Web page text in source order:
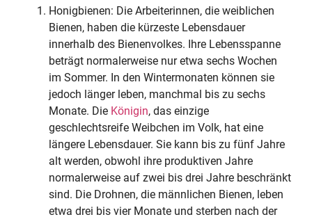
Honigbienen: Die Arbeiterinnen, die weiblichen
Bienen, haben die kürzeste Lebensdauer
innerhalb des Bienenvolkes. Ihre Lebensspanne
beträgt normalerweise nur etwa sechs Wochen
im Sommer. In den Wintermonaten können sie
jedoch länger leben, manchmal bis zu sechs
Monate. Die Königin, das einzige
geschlechtsreife Weibchen im Volk, hat eine
längere Lebensdauer. Sie kann bis zu fünf Jahre
alt werden, obwohl ihre produktiven Jahre
normalerweise auf zwei bis drei Jahre beschränkt
sind. Die Drohnen, die männlichen Bienen, leben
etwa drei bis vier Monate und sterben nach der